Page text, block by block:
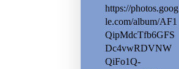
https://photos.goog
le.com/album/AF1
QipMdcTfb6GFS
Dc4vwRDVNW
QiFo1Q-